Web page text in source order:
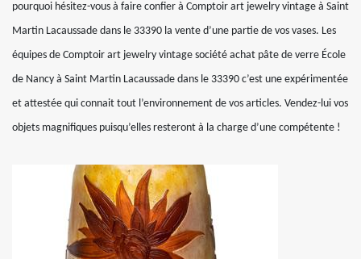
pourquoi hésitez-vous à faire confier à Comptoir art jewelry vintage à Saint
Martin Lacaussade dans le 33390 la vente d’une partie de vos vases. Les
équipes de Comptoir art jewelry vintage société achat pâte de verre École
de Nancy à Saint Martin Lacaussade dans le 33390 c’est une expérimentée
et attestée qui connait tout l’environnement de vos articles. Vendez-lui vos
objets magnifiques puisqu’elles resteront à la charge d’une compétente !